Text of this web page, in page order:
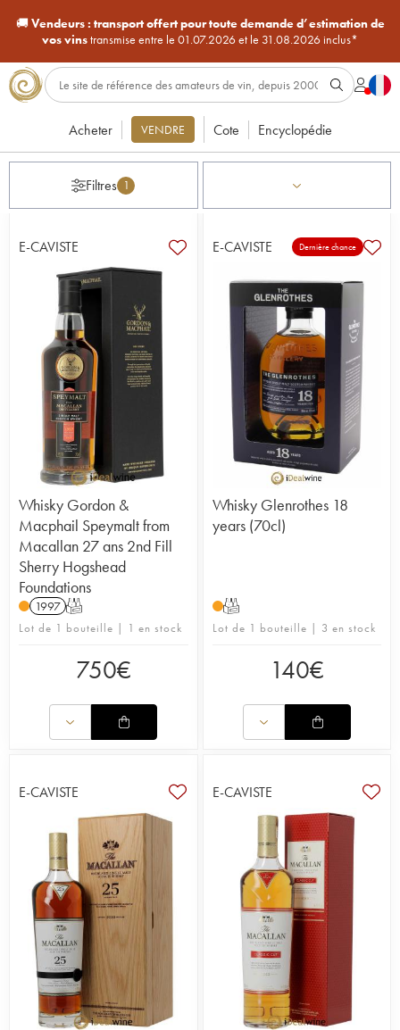
🚚Vendeurs : transport offert pour toute demande d’estimation de
vos vinstransmise entre le 01.07.2026 et le 31.08.2026 inclus*
Acheter VENDRE Cote Encyclopédie
Filtres 1
E-CAVISTE
Whisky Gordon &
Macphail Speymalt from
Macallan 27 ans 2nd Fill
Sherry Hogshead
Foundations
1997 T
Lot de 1 bouteille | 1 en stock
750€
E-CAVISTE Dernière chance
Whisky Glenrothes 18
years (70cl)
T
Lot de 1 bouteille | 3 en stock
140€
E-CAVISTE E-CAVISTE